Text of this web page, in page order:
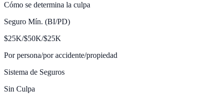
Cómo se determina la culpa
Seguro Mín. (BI/PD)
$25K/$50K/$25K
Por persona/por accidente/propiedad
Sistema de Seguros
Sin Culpa